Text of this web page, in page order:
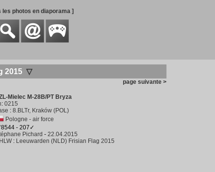
les photos en diaporama ]
2015 ▽
page suivante >
Mielec M-28B/PT Bryza
: 0215
: 8.BLTr, Kraków (POL)
Pologne - air force
- 207✓
Pichard - 22.04.2015
: Leeuwarden (NLD) Frisian Flag 2015